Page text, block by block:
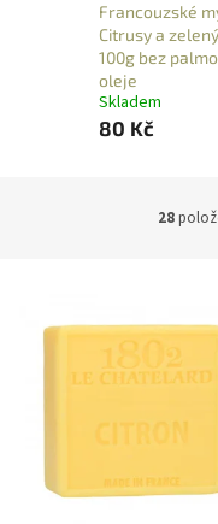
Francouzské
Citrusy a
100g bez
oleje
Skladem
80 Kč
28